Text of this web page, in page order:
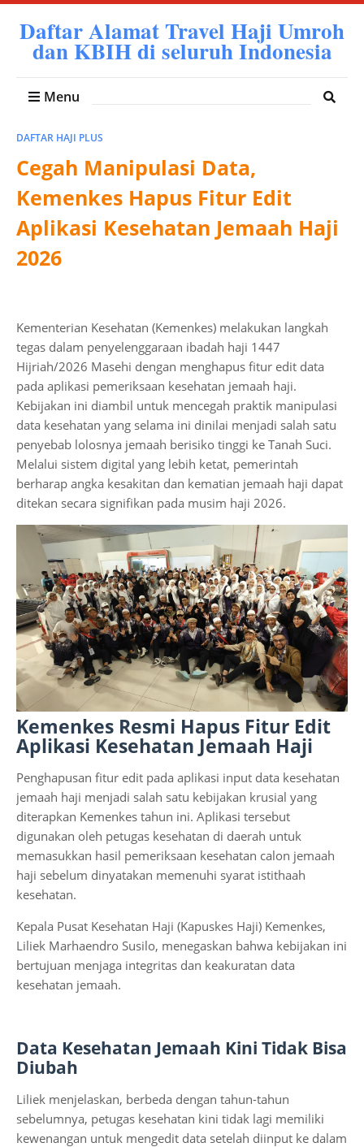
Daftar Alamat Travel Haji Umroh
dan KBIH di seluruh Indonesia
Menu
DAFTAR HAJI PLUS
Cegah Manipulasi Data,
Kemenkes Hapus Fitur Edit
Aplikasi Kesehatan Jemaah Haji
2026
Kementerian Kesehatan (Kemenkes) melakukan langkah
tegas dalam penyelenggaraan ibadah haji 1447
Hijriah/2026 Masehi dengan menghapus fitur edit data
pada aplikasi pemeriksaan kesehatan jemaah haji.
Kebijakan ini diambil untuk mencegah praktik manipulasi
data kesehatan yang selama ini dinilai menjadi salah satu
penyebab lolosnya jemaah berisiko tinggi ke Tanah Suci.
Melalui sistem digital yang lebih ketat, pemerintah
berharap angka kesakitan dan kematian jemaah haji dapat
ditekan secara signifikan pada musim haji 2026.
Kemenkes Resmi Hapus Fitur Edit
Aplikasi Kesehatan Jemaah Haji
Penghapusan fitur edit pada aplikasi input data kesehatan
jemaah haji menjadi salah satu kebijakan krusial yang
diterapkan Kemenkes tahun ini. Aplikasi tersebut
digunakan oleh petugas kesehatan di daerah untuk
memasukkan hasil pemeriksaan kesehatan calon jemaah
haji sebelum dinyatakan memenuhi syarat istithaah
kesehatan.
Kepala Pusat Kesehatan Haji (Kapuskes Haji) Kemenkes,
Liliek Marhaendro Susilo, menegaskan bahwa kebijakan ini
bertujuan menjaga integritas dan keakuratan data
kesehatan jemaah.
Data Kesehatan Jemaah Kini Tidak Bisa
Diubah
Liliek menjelaskan, berbeda dengan tahun-tahun
sebelumnya, petugas kesehatan kini tidak lagi memiliki
kewenangan untuk mengedit data setelah diinput ke dalam